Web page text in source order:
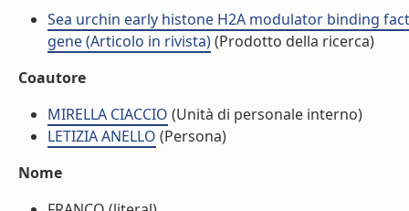
Sea urchin early histone H2A modulator binding
gene (Articolo in rivista)(Prodotto della ricerca)
Coautore
MIRELLA CIACCIO (Unità di personale interno)
LETIZIA ANELLO (Persona)
Nome